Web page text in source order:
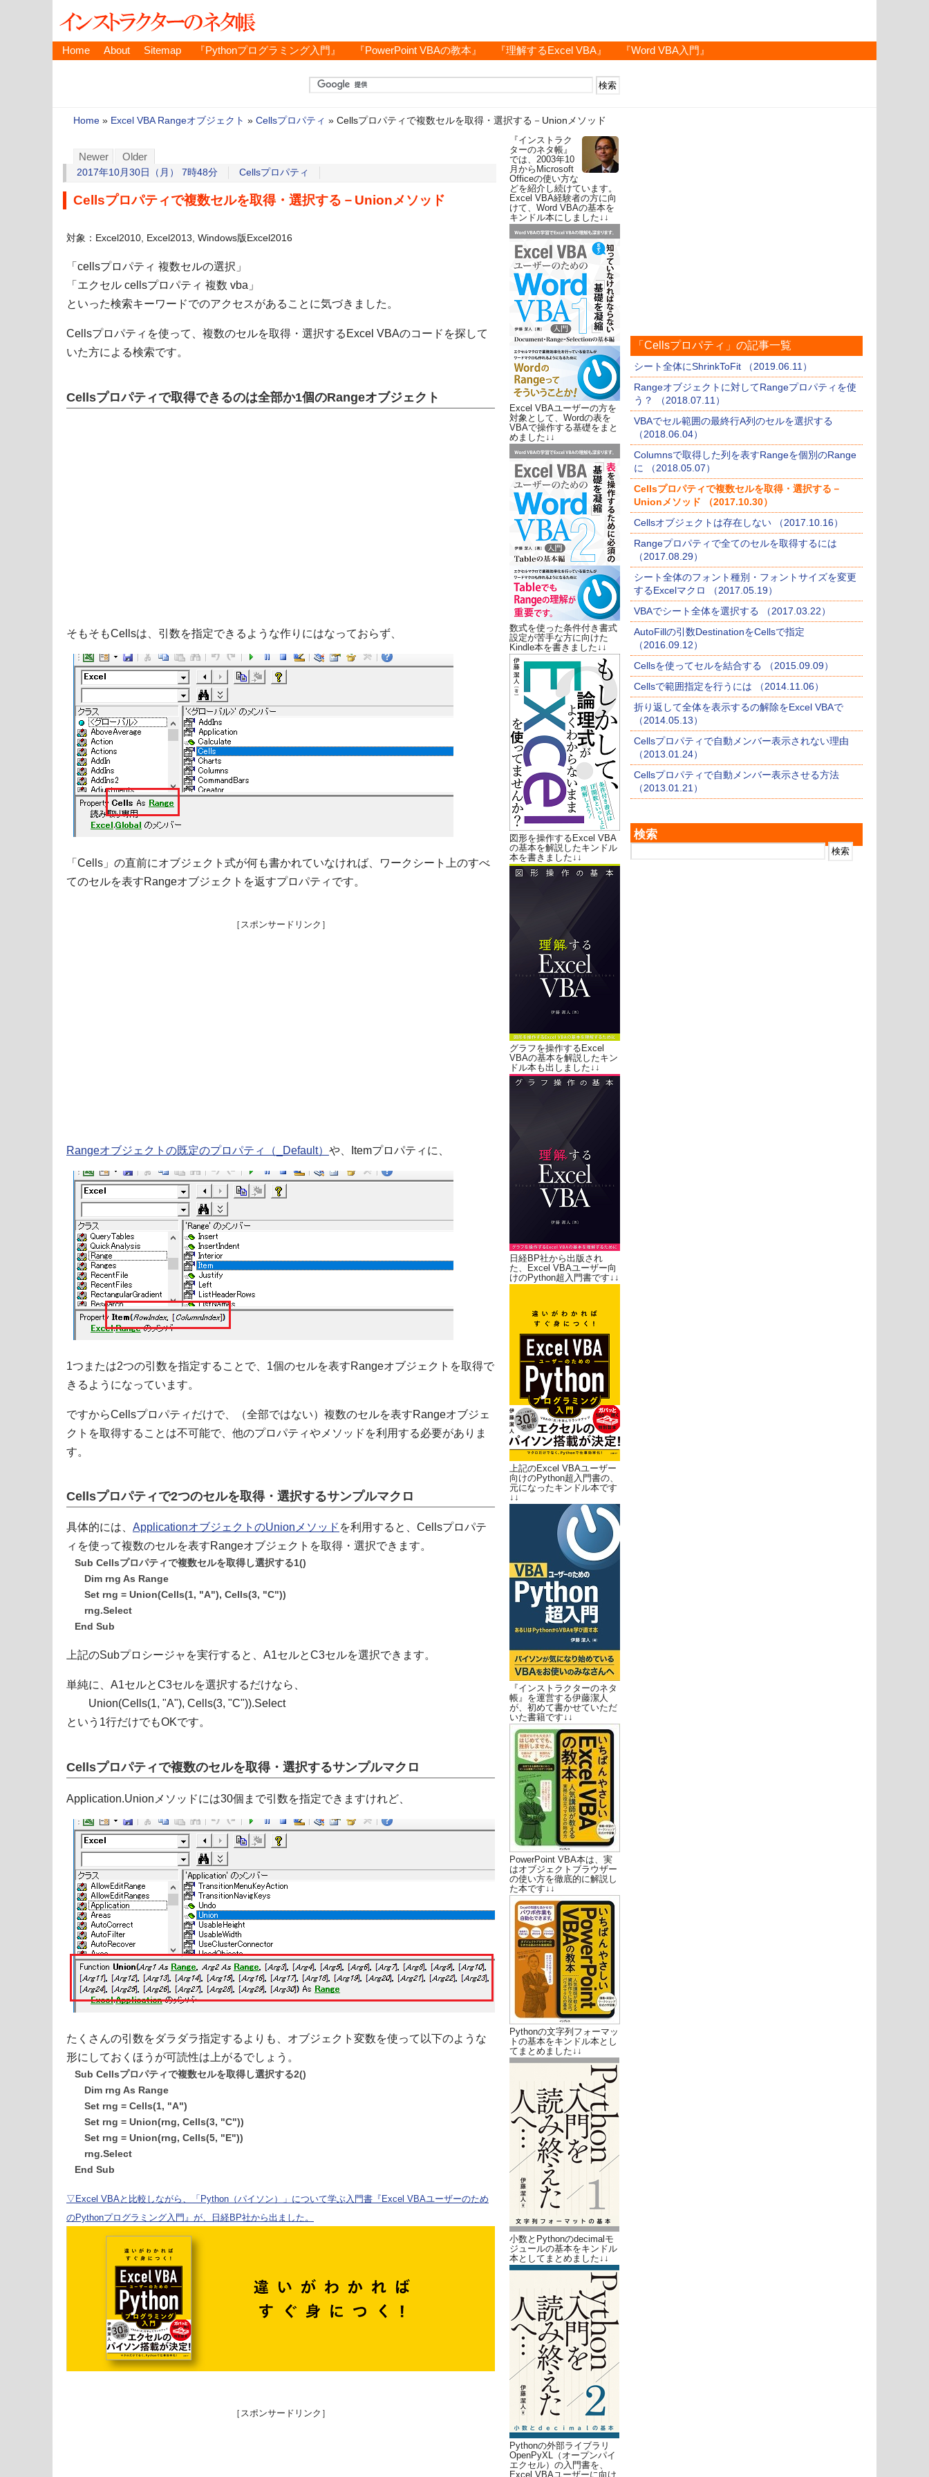
Home About Sitemap 『Pythonプログラミング入門』 『PowerPoint VBAの教本』 『理解するExcel VBA』 『Word VBA入門』
Home » Excel VBA Rangeオブジェクト » Cellsプロパティ » Cellsプロパティで複数セルを取得・選択する－Unionメソッド
Newer Older
2017年10月30日（月） 7時48分 Cellsプロパティ
Cellsプロパティで複数セルを取得・選択する－Unionメソッド
対象：Excel2010, Excel2013, Windows版Excel2016
「cellsプロパティ 複数セルの選択」
「エクセル cellsプロパティ 複数 vba」
といった検索キーワードでのアクセスがあることに気づきました。
Cellsプロパティを使って、複数のセルを取得・選択するExcel VBAのコードを探して
いた方による検索です。
Cellsプロパティで取得できるのは全部か1個のRangeオブジェクト
そもそもCellsは、引数を指定できるような作りにはなっておらず、
「Cells」の直前にオブジェクト式が何も書かれていなければ、ワークシート上のすべ
てのセルを表すRangeオブジェクトを返すプロパティです。
［スポンサードリンク］
Rangeオブジェクトの既定のプロパティ（_Default） や、Itemプロパティに、
1つまたは2つの引数を指定することで、1個のセルを表すRangeオブジェクトを取得で
きるようになっています。
ですからCellsプロパティだけで、（全部ではない）複数のセルを表すRangeオブジェ
クトを取得することは不可能で、他のプロパティやメソッドを利用する必要がありま
す。
Cellsプロパティで2つのセルを取得・選択するサンプルマクロ
具体的には、 ApplicationオブジェクトのUnionメソッド を利用すると、Cellsプロパテ
ィを使って複数のセルを表すRangeオブジェクトを取得・選択できます。
Sub Cellsプロパティで複数セルを取得し選択する1()
Dim rng As Range
Set rng = Union(Cells(1, "A"), Cells(3, "C"))
rng.Select
End Sub
上記のSubプロシージャを実行すると、A1セルとC3セルを選択できます。
単純に、A1セルとC3セルを選択するだけなら、
Union(Cells(1, "A"), Cells(3, "C")).Select
という1行だけでもOKです。
Cellsプロパティで複数のセルを取得・選択するサンプルマクロ
Application.Unionメソッドには30個まで引数を指定できますけれど、
たくさんの引数をダラダラ指定するよりも、オブジェクト変数を使って以下のような
形にしておくほうが可読性は上がるでしょう。
Sub Cellsプロパティで複数セルを取得し選択する2()
Dim rng As Range
Set rng = Cells(1, "A")
Set rng = Union(rng, Cells(3, "C"))
Set rng = Union(rng, Cells(5, "E"))
rng.Select
End Sub
▽Excel VBAと比較しながら、「Python（パイソン）」について学ぶ入門書『Excel VBAユーザーのため
のPythonプログラミング入門』が、日経BP社から出ました。
［スポンサードリンク］
『インストラク
ターのネタ帳』
では、2003年10
月からMicrosoft
Officeの使い方な
どを紹介し続けています。
Excel VBA経験者の方に向
けて、Word VBAの基本を
キンドル本にしました↓↓
Excel VBAユーザーの方を
対象として、Wordの表を
VBAで操作する基礎をまと
めました↓↓
数式を使った条件付き書式
設定が苦手な方に向けた
Kindle本を書きました↓↓
図形を操作するExcel VBA
の基本を解説したキンドル
本を書きました↓↓
グラフを操作するExcel
VBAの基本を解説したキン
ドル本も出しました↓↓
日経BP社から出版され
た、Excel VBAユーザー向
けのPython超入門書です↓↓
上記のExcel VBAユーザー
向けのPython超入門書の、
元になったキンドル本です
↓↓
『インストラクターのネタ
帳』を運営する伊藤潔人
が、初めて書かせていただ
いた書籍です↓↓
PowerPoint VBA本は、実
はオブジェクトブラウザー
の使い方を徹底的に解説し
た本です↓↓
Pythonの文字列フォーマッ
トの基本をキンドル本とし
てまとめました↓↓
小数とPythonのdecimalモ
ジュールの基本をキンドル
本としてまとめました↓↓
Pythonの外部ライブラリ
OpenPyXL（オープンパイ
エクセル）の入門書を、
Excel VBAユーザーに向け
「Cellsプロパティ」の記事一覧
シート全体にShrinkToFit （2019.06.11）
Rangeオブジェクトに対してRangeプロパティを使
う？ （2018.07.11）
VBAでセル範囲の最終行A列のセルを選択する
（2018.06.04）
Columnsで取得した列を表すRangeを個別のRange
に （2018.05.07）
Cellsプロパティで複数セルを取得・選択する－
Unionメソッド （2017.10.30）
Cellsオブジェクトは存在しない （2017.10.16）
Rangeプロパティで全てのセルを取得するには
（2017.08.29）
シート全体のフォント種別・フォントサイズを変更
するExcelマクロ （2017.05.19）
VBAでシート全体を選択する （2017.03.22）
AutoFillの引数DestinationをCellsで指定
（2016.09.12）
Cellsを使ってセルを結合する （2015.09.09）
Cellsで範囲指定を行うには （2014.11.06）
折り返して全体を表示するの解除をExcel VBAで
（2014.05.13）
Cellsプロパティで自動メンバー表示されない理由
（2013.01.24）
Cellsプロパティで自動メンバー表示させる方法
（2013.01.21）
検索